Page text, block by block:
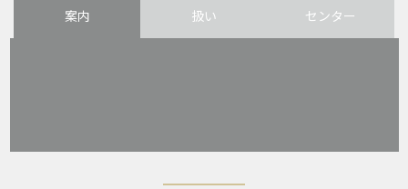
案内 扱い センター